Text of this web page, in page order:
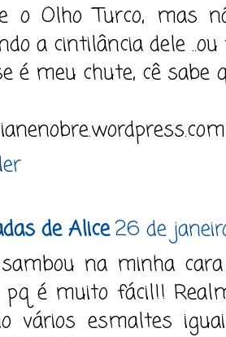
o Olho Turco, mas
a cintilância dele
é meu chute, cê sabe
de Alice26 de
sambou na minha
pq é muito fácil!!
vários esmaltes